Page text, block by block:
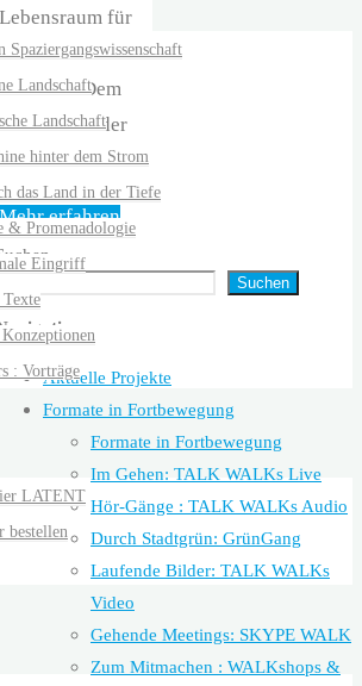
Spaziergangswissenschaft
Landschaft
Landschaft
hinter dem Strom
das Land in der Tiefe
& Promenadologie
Eingriff
: Vorträge
LATENT
bestellen
Lebensraum für
und
Dem
Mehr erfahren"GrünGang
Suchen
Aktuelle Projekte
Formate in Fortbewegung
Formate in Fortbewegung
Im Gehen: TALK WALKs Live
Hör-Gänge : TALK WALKs Audio
Durch Stadtgrün: GrünGang
Laufende Bilder: TALK WALKs
Video
Gehende Meetings: SKYPE WALK
Zum Mitmachen : WALKshops &